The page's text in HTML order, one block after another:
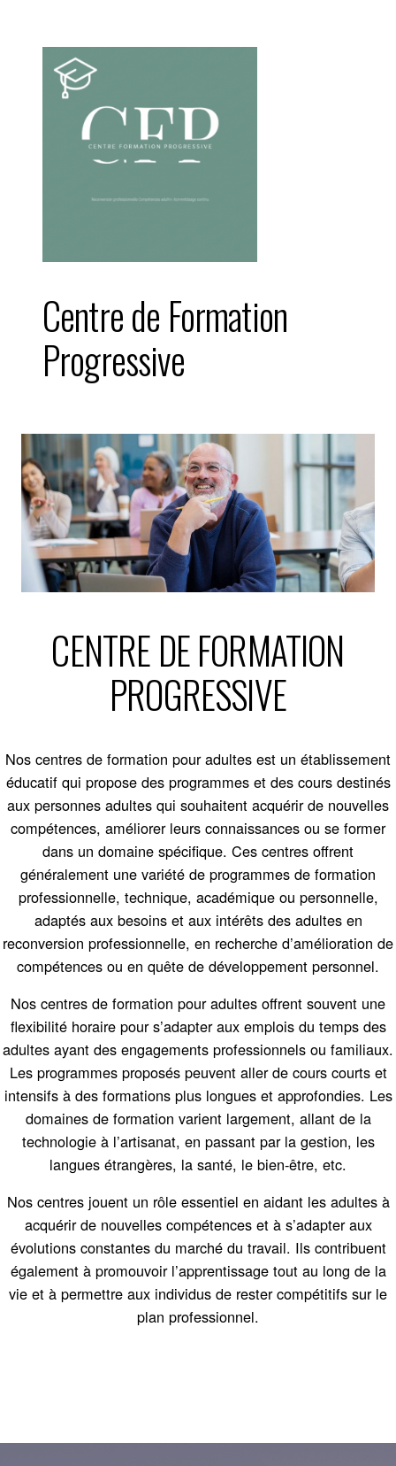
Centre de Formation
Progressive
CENTRE DE FORMATION
PROGRESSIVE
Nos centres de formation pour adultes est un établissement
éducatif qui propose des programmes et des cours destinés
aux personnes adultes qui souhaitent acquérir de nouvelles
compétences, améliorer leurs connaissances ou se former
dans un domaine spécifique. Ces centres offrent
généralement une variété de programmes de formation
professionnelle, technique, académique ou personnelle,
adaptés aux besoins et aux intérêts des adultes en
reconversion professionnelle, en recherche d’amélioration de
compétences ou en quête de développement personnel.
Nos centres de formation pour adultes offrent souvent une
flexibilité horaire pour s’adapter aux emplois du temps des
adultes ayant des engagements professionnels ou familiaux.
Les programmes proposés peuvent aller de cours courts et
intensifs à des formations plus longues et approfondies. Les
domaines de formation varient largement, allant de la
technologie à l’artisanat, en passant par la gestion, les
langues étrangères, la santé, le bien-être, etc.
Nos centres jouent un rôle essentiel en aidant les adultes à
acquérir de nouvelles compétences et à s’adapter aux
évolutions constantes du marché du travail. Ils contribuent
également à promouvoir l’apprentissage tout au long de la
vie et à permettre aux individus de rester compétitifs sur le
plan professionnel.